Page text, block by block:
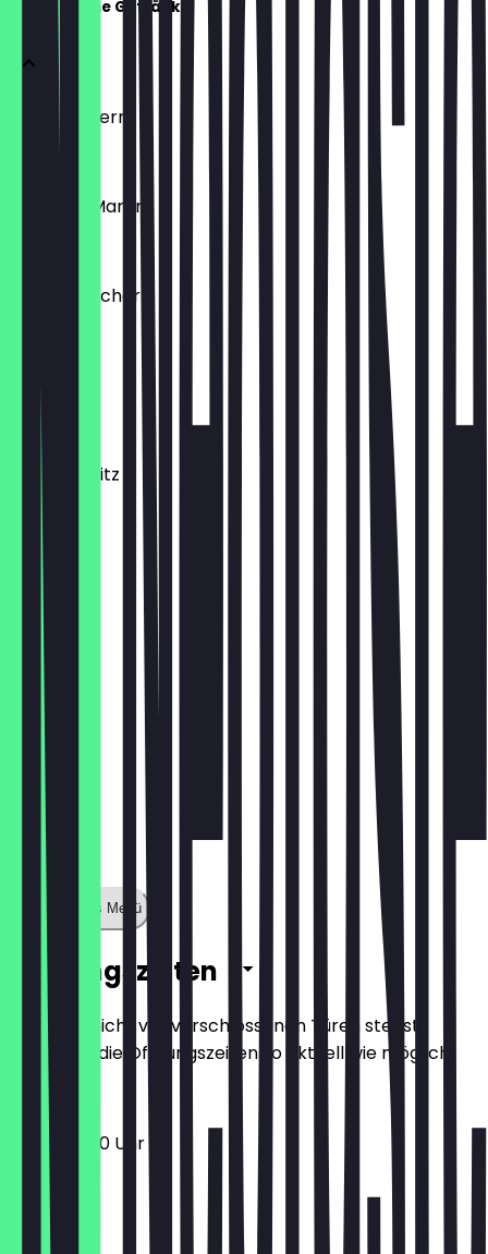
Alkoholische Getränke
Lillet Wildberry
Espresso Martini
Weißweinschorle
Aperol Spritz
€ 6,40
Weißwein
€ 5,70
Zeige ganzes Menü
Öffnungszeiten
Damit du nicht vor verschlossenen Türen stehst,
halten wir die Öffnungszeiten so aktuell wie möglich.
10:00 - 18:00 Uhr
Montag
Dienstag